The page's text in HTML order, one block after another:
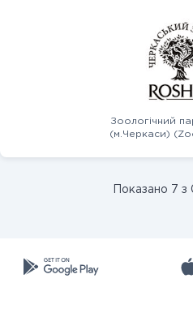
Зоологічний
(м.Черкаси)
Показано 7 з